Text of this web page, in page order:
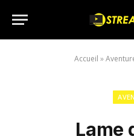
Accueil »
Lame